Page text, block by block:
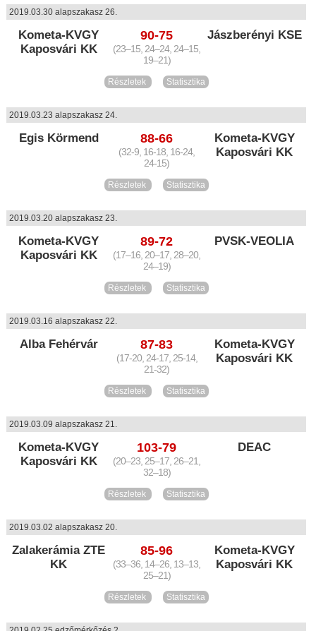
2019.03.30 alapszakasz 26.
Kometa-KVGY
Kaposvári KK
90-75
(23–15, 24–24, 24–15,
19–21)
Jászberényi KSE
Részletek Statisztika
2019.03.23 alapszakasz 24.
Egis Körmend 88-66
(32-9, 16-18, 16-24,
24-15)
Kometa-KVGY
Kaposvári KK
Részletek Statisztika
2019.03.20 alapszakasz 23.
Kometa-KVGY
Kaposvári KK
89-72
(17–16, 20–17, 28–20,
24–19)
PVSK-VEOLIA
Részletek Statisztika
2019.03.16 alapszakasz 22.
Alba Fehérvár 87-83
(17-20, 24-17, 25-14,
21-32)
Kometa-KVGY
Kaposvári KK
Részletek Statisztika
2019.03.09 alapszakasz 21.
Kometa-KVGY
Kaposvári KK
103-79
(20–23, 25–17, 26–21,
32–18)
DEAC
Részletek Statisztika
2019.03.02 alapszakasz 20.
Zalakerámia ZTE
KK
85-96
(33–36, 14–26, 13–13,
25–21)
Kometa-KVGY
Kaposvári KK
Részletek Statisztika